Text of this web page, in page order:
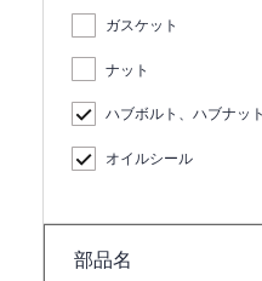
ガスケット
ナット
ハブボルト、ハブナット
オイルシール
部品名